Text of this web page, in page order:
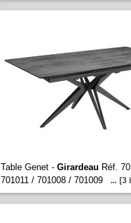
Table Genet - Girardeau Réf.
701011 / 701008 / 701009
... [3